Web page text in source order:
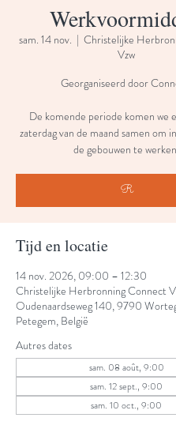
sam. 14 nov.
  |
Christelijke
Vzw
Georganiseerd door
De komende periode komen we
zaterdag van de maand samen om
de gebouwen te
R
Tijd en locatie
14 nov. 2026, 09:00 – 12:30
Christelijke Herbronning Connect
Oudenaardseweg 140, 9790
Petegem, België
Autres dates
sam. 08 août, 9:00
sam. 12 sept., 9:00
sam. 10 oct., 9:00